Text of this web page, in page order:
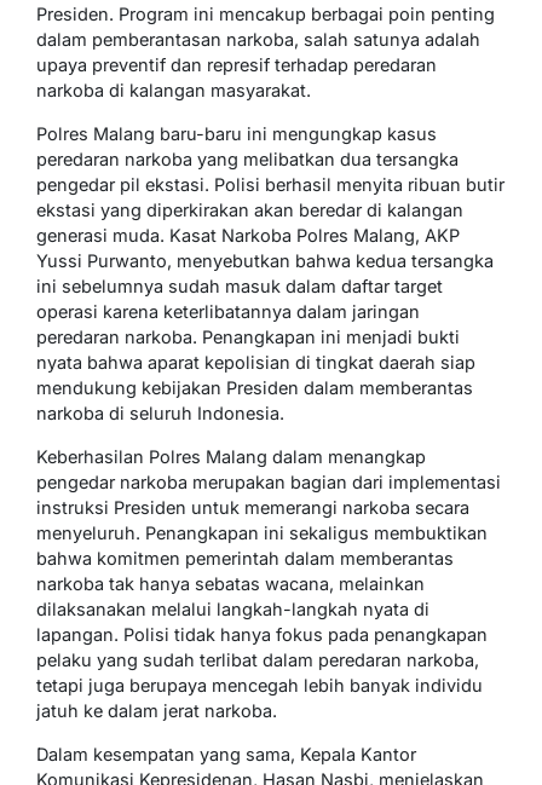
Presiden. Program ini mencakup berbagai poin penting
dalam pemberantasan narkoba, salah satunya adalah
upaya preventif dan represif terhadap peredaran
narkoba di kalangan masyarakat.
Polres Malang baru-baru ini mengungkap kasus
peredaran narkoba yang melibatkan dua tersangka
pengedar pil ekstasi. Polisi berhasil menyita ribuan butir
ekstasi yang diperkirakan akan beredar di kalangan
generasi muda. Kasat Narkoba Polres Malang, AKP
Yussi Purwanto, menyebutkan bahwa kedua tersangka
ini sebelumnya sudah masuk dalam daftar target
operasi karena keterlibatannya dalam jaringan
peredaran narkoba. Penangkapan ini menjadi bukti
nyata bahwa aparat kepolisian di tingkat daerah siap
mendukung kebijakan Presiden dalam memberantas
narkoba di seluruh Indonesia.
Keberhasilan Polres Malang dalam menangkap
pengedar narkoba merupakan bagian dari implementasi
instruksi Presiden untuk memerangi narkoba secara
menyeluruh. Penangkapan ini sekaligus membuktikan
bahwa komitmen pemerintah dalam memberantas
narkoba tak hanya sebatas wacana, melainkan
dilaksanakan melalui langkah-langkah nyata di
lapangan. Polisi tidak hanya fokus pada penangkapan
pelaku yang sudah terlibat dalam peredaran narkoba,
tetapi juga berupaya mencegah lebih banyak individu
jatuh ke dalam jerat narkoba.
Dalam kesempatan yang sama, Kepala Kantor
Komunikasi Kepresidenan, Hasan Nasbi, menjelaskan